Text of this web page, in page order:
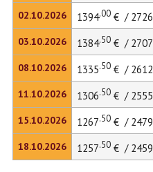
02.10.2026
03.10.2026
08.10.2026
11.10.2026
15.10.2026
18.10.2026
1394.00€ / 2726
1384.50€ / 2707
1335.50€ / 2612
1306.50€ / 2555
1267.50€ / 2479
1257.50€ / 2459